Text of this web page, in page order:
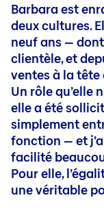
Barbara est
deux cultures.
neuf ans —
clientèle, et
ventes à la tête
Un rôle qu’elle
elle a été
simplement
fonction — et
facilité
Pour elle,
une véritable